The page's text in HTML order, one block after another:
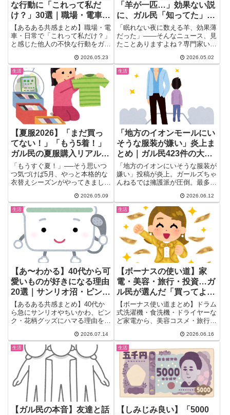
な行動に「これって私だ
け？」30選｜職場・電車の
日常モヤモヤ集
【あるある共感まとめ】職場・電
車・日常で「これって私だけ？」
と感じた他人の不快な行動をガル
歯磨き問題、歩きスマホ、電車内
のロングヘアなど、思わず頷く日
常モヤモヤを一気にまとめ。
2026.05.23
「羊が一匹…」効果ない説
に、ガル民「知ってた」
「ふーせんもどうなの」
「眠れない夜に数える羊、効果薄
だった」——そんなニュース、見
たことありますよね？専門家いわ
2026.05.02
生活
【夏服2026】「まだ買っ
てない！」「もう5着！」
ガル民の夏服購入リアル事
情｜ユニクロ・リネン派・
化繊ムリ派、正直な財布事
情
「もうすぐ夏！」──そう思いつ
つ気づけば5月、やっと本格的な
衣替えシーズンがやってきました
2026.05.09
生活
「地方のイオンモールにい
そうな服装が嫌い」炎上ま
とめ｜ガル民423件の大多
数が擁護したパパのボディ
バッグ論争
「地方のイオンにいそうな服装が
嫌い」投稿が炎上。ガールズちゃ
んねるでは擁護派が圧倒。最多コ
票）」子連れパパのボディバッグ
を庇う声が続出した。
2026.06.12
生活
【あ〜わかる】40代から可
愛いものが好きになる理由
20選｜サンリオ沼・ピンク
愛の本音まとめ
【あるある共感まとめ】40代か
ら急にサンリオやちいかわ、ピン
ク・花柄グッズにハマる理由をガ
なかったのに突然目覚めた瞬間、
女性ホルモンとの関係、CHANEL
のピンクバッグを買った話まで、
リアルな本音コメント20選をお
届けします。
2026.07.14
生活
【ボーナスの使い道】家
電・美容・旅行・投資…ガ
ル民が選んだ「買ってよか
ったもの」25選
【ボーナス使い道まとめ】ドラム
式洗濯機・食洗機・ドライヤーな
ど家電から、美容コスメ・旅行・
よかったものを25選紹介。親へ
の人間ドックプレゼントで病気の
早期発見につながった感動エピソ
ードも収録！ボーナスの使い道に
迷う30〜50代女性必見。
2026.06.16
生活
【ガル民の本音】友達と話
生活
【しみじみ良い】「5000